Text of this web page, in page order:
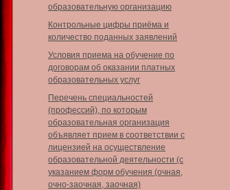
образовательную организацию
Контрольные цифры приёма и
количество поданных заявлений
Условия приема на обучение по
договорам об оказании платных
образовательных услуг
Перечень специальностей
(профессий), по которым
образовательная организация
объявляет прием в соответствии с
лицензией на осуществление
образовательной деятельности (с
указанием форм обучения (очная,
очно-заочная, заочная)